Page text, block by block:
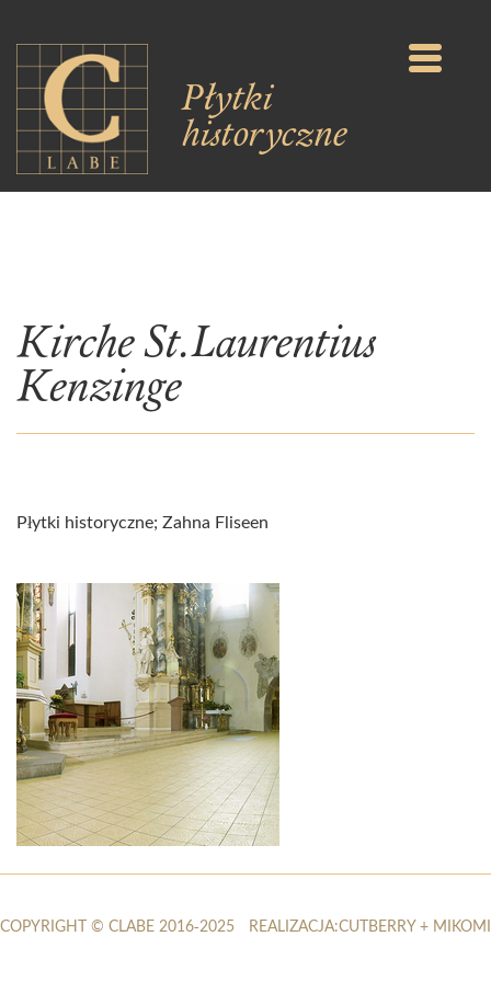
Płytki
historyczne
Kirche St.Laurentius
Kenzinge
Płytki historyczne; Zahna Fliseen
COPYRIGHT © CLABE 2016-2025 REALIZACJA:CUTBERRY+ MIKOMI